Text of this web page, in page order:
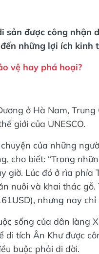
được công nhận
những lợi ích kinh
vệ hay phá hoại?
ở Hà Nam, Trung
giới của UNESCO.
của những
cho biết: “Trong
giờ. Lúc đó ở rìa phía
nuôi và khai thác
nhưng nay chỉ
sống của dân làng
di tích Ân Khư được
buộc phải di dời.